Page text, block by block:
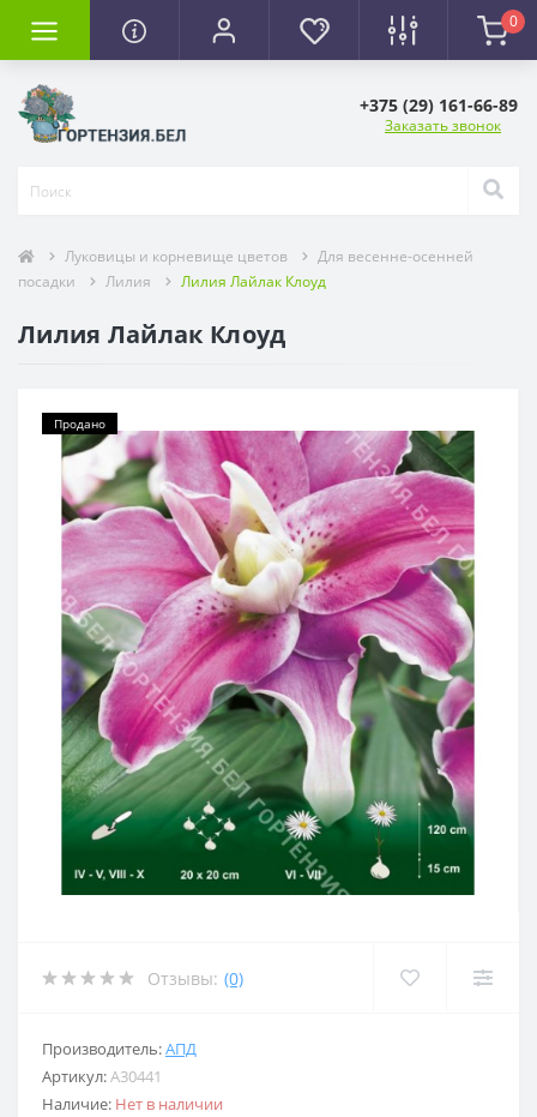
0
+375 (29) 161-66-89
Заказать звонок
Луковицы и корневище цветов
Для весенне-осенней
посадки
Лилия Лилия Лайлак Клоуд
Лилия Лайлак Клоуд
Продано
Отзывы: (0)
Производитель:АПД
Артикул:A30441
Наличие: Нет в наличии